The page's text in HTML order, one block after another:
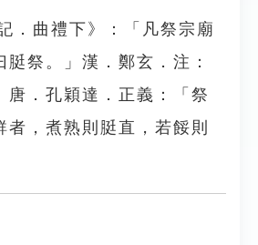
．曲禮下》：「凡祭宗廟
祭。」漢．鄭玄．注：
唐．孔穎達．正義：「祭
者，煮熟則脡直，若餒則